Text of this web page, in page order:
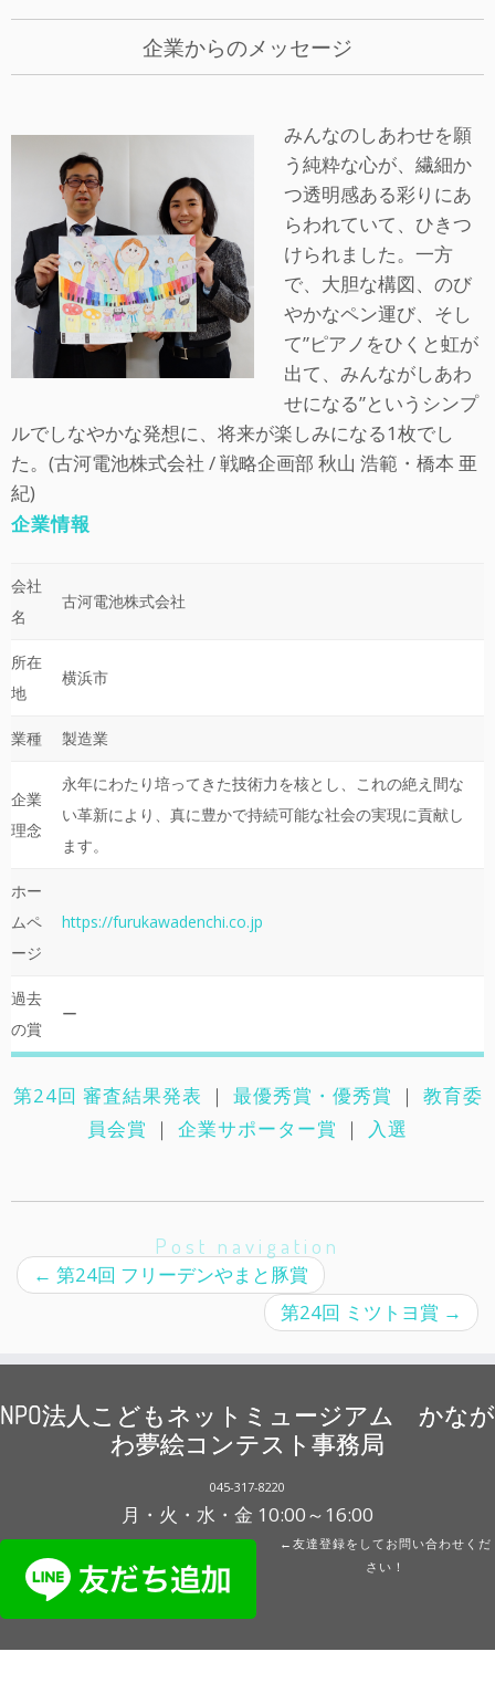
企業からのメッセージ
みんなのしあわせを願
う純粋な心が、繊細か
つ透明感ある彩りにあ
らわれていて、ひきつ
けられました。一方
で、大胆な構図、のび
やかなペン運び、そし
て”ピアノをひくと虹が
出て、みんながしあわ
せになる”というシンプ
ルでしなやかな発想に、将来が楽しみになる1枚でし
た。(古河電池株式会社 / 戦略企画部 秋山 浩範・橋本 亜
紀)
企業情報
会社
名
古河電池株式会社
所在
地
横浜市
業種 製造業
企業
理念
永年にわたり培ってきた技術力を核とし、これの絶え間な
い革新により、真に豊かで持続可能な社会の実現に貢献し
ます。
ホー
ムペ
ージ
https://furukawadenchi.co.jp
過去
の賞
ー
第24回 審査結果発表 ｜ 最優秀賞・優秀賞 ｜ 教育委
員会賞 ｜ 企業サポーター賞 ｜ 入選
Post navigation
← 第24回 フリーデンやまと豚賞
第24回 ミツトヨ賞 →
NPO法人こどもネットミュージアム かなが
わ夢絵コンテスト事務局
045-317-8220
月・火・水・金 10:00～16:00
←友達登録をしてお問い合わせくだ
さい！